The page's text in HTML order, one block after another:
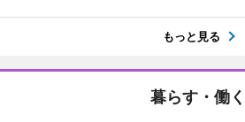
もっと見る
暮らす・働く